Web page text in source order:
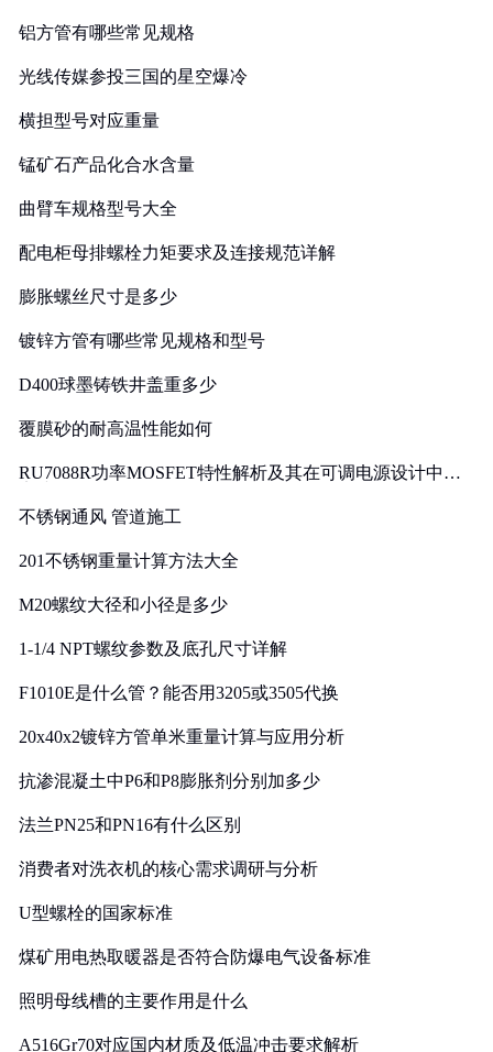
铝方管有哪些常见规格
光线传媒参投三国的星空爆冷
横担型号对应重量
锰矿石产品化合水含量
曲臂车规格型号大全
配电柜母排螺栓力矩要求及连接规范详解
膨胀螺丝尺寸是多少
镀锌方管有哪些常见规格和型号
D400球墨铸铁井盖重多少
覆膜砂的耐高温性能如何
RU7088R功率MOSFET特性解析及其在可调电源设计中的
不锈钢通风 管道施工
201不锈钢重量计算方法大全
M20螺纹大径和小径是多少
1-1/4 NPT螺纹参数及底孔尺寸详解
F1010E是什么管？能否用3205或3505代换
20x40x2镀锌方管单米重量计算与应用分析
抗渗混凝土中P6和P8膨胀剂分别加多少
法兰PN25和PN16有什么区别
消费者对洗衣机的核心需求调研与分析
U型螺栓的国家标准
煤矿用电热取暖器是否符合防爆电气设备标准
照明母线槽的主要作用是什么
A516Gr70对应国内材质及低温冲击要求解析